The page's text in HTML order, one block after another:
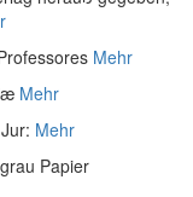
Mehr
Mehr
Mehr
Papier